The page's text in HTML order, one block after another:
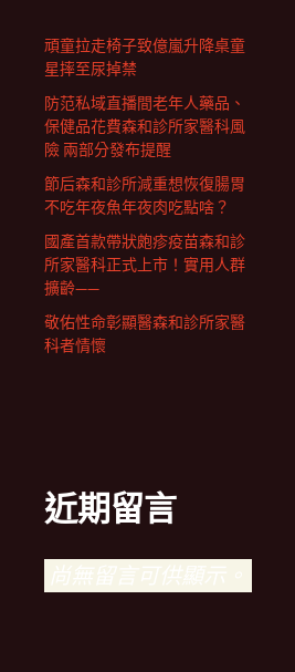
頑童拉走椅子致億嵐升降桌童
星摔至尿掉禁
防范私域直播間老年人藥品、
保健品花費森和診所家醫科風
險 兩部分發布提醒
節后森和診所減重想恢復腸胃
不吃年夜魚年夜肉吃點啥？
國產首款帶狀皰疹疫苗森和診
所家醫科正式上市！實用人群
擴齡——
敬佑性命彰顯醫森和診所家醫
科者情懷
近期留言
尚無留言可供顯示。